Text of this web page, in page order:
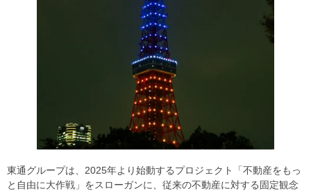
東通グループは、2025年より始動するプロジェクト「不動産をもっ
と自由に大作戦」をスローガンに、従来の不動産に対する固定観念